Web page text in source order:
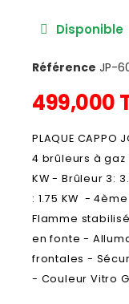
Disponible
Référence JP-
499,000
PLAQUE CAPPO
4 brûleurs à gaz
KW - Brûleur 3:
: 1.75 KW -
Flamme
en fonte -
frontales -
- Couleur Vitro